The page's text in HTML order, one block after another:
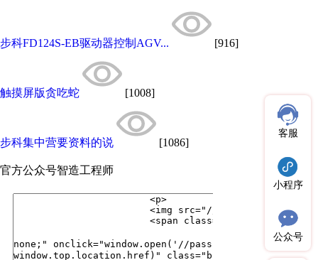
步科FD124S-EB驱动器控制AGV... [916]
触摸屏版贪吃蛇 [1008]
步科集中营要资料的说 [1086]
官方公众号智造工程师
客服
小程序
公众号